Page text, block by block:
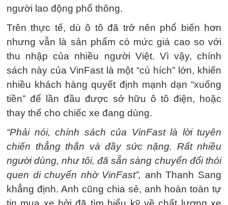
người lao động phổ thông.
Trên thực tế, dù ô tô đã trở nên phổ biến hơn
nhưng vẫn là sản phẩm có mức giá cao so với
thu nhập của nhiều người Việt. Vì vậy, chính
sách này của VinFast là một “cú hích” lớn, khiến
nhiều khách hàng quyết định mạnh dạn “xuống
tiền” để lần đầu được sở hữu ô tô điện, hoặc
thay thế cho chiếc xe đang dùng.
“Phải nói, chính sách của VinFast là lời tuyên
chiến thẳng thắn và đầy sức nặng. Rất nhiều
người dùng, như tôi, đã sẵn sàng chuyển đổi thói
quen di chuyển nhờ VinFast”, anh Thanh Sang
khẳng định. Anh cũng chia sẻ, anh hoàn toàn tự